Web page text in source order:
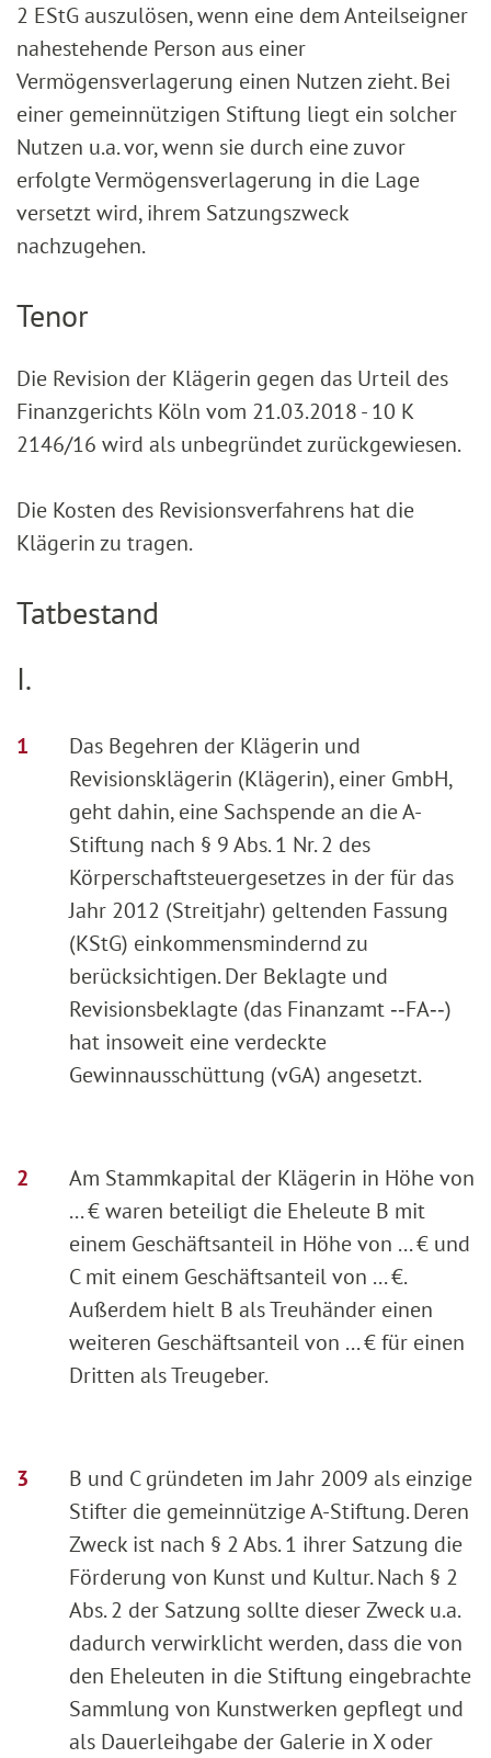
2 EStG auszulösen, wenn eine dem Anteilseigner
nahestehende Person aus einer
Vermögensverlagerung einen Nutzen zieht. Bei
einer gemeinnützigen Stiftung liegt ein solcher
Nutzen u.a. vor, wenn sie durch eine zuvor
erfolgte Vermögensverlagerung in die Lage
versetzt wird, ihrem Satzungszweck
nachzugehen.
Tenor
Die Revision der Klägerin gegen das Urteil des
Finanzgerichts Köln vom 21.03.2018 - 10 K
2146/16 wird als unbegründet zurückgewiesen.
Die Kosten des Revisionsverfahrens hat die
Klägerin zu tragen.
Tatbestand
I.
Das Begehren der Klägerin und
Revisionsklägerin (Klägerin), einer GmbH,
geht dahin, eine Sachspende an die A-
Stiftung nach § 9 Abs. 1 Nr. 2 des
Körperschaftsteuergesetzes in der für das
Jahr 2012 (Streitjahr) geltenden Fassung
(KStG) einkommensmindernd zu
berücksichtigen. Der Beklagte und
Revisionsbeklagte (das Finanzamt ‑‑FA‑‑)
hat insoweit eine verdeckte
Gewinnausschüttung (vGA) angesetzt.
Am Stammkapital der Klägerin in Höhe von
... € waren beteiligt die Eheleute B mit
einem Geschäftsanteil in Höhe von ... € und
C mit einem Geschäftsanteil von ... €.
Außerdem hielt B als Treuhänder einen
weiteren Geschäftsanteil von ... € für einen
Dritten als Treugeber.
B und C gründeten im Jahr 2009 als einzige
Stifter die gemeinnützige A-Stiftung. Deren
Zweck ist nach § 2 Abs. 1 ihrer Satzung die
Förderung von Kunst und Kultur. Nach § 2
Abs. 2 der Satzung sollte dieser Zweck u.a.
dadurch verwirklicht werden, dass die von
den Eheleuten in die Stiftung eingebrachte
Sammlung von Kunstwerken gepflegt und
als Dauerleihgabe der Galerie in X oder